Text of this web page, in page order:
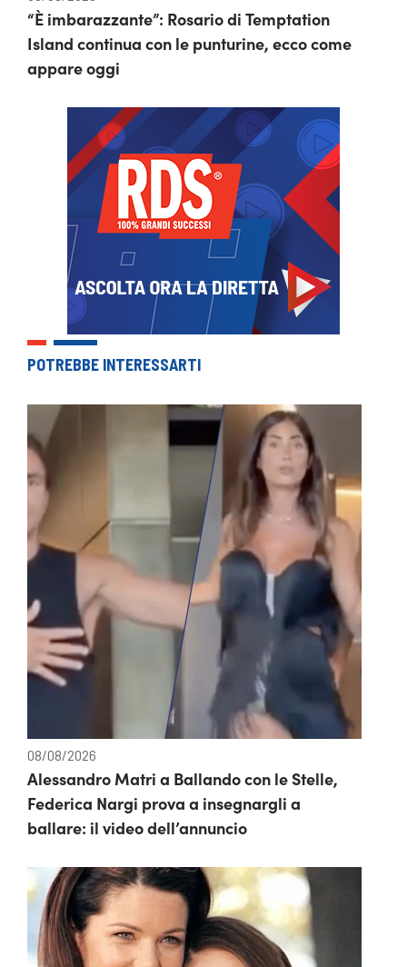
“È imbarazzante”: Rosario di Temptation
Island continua con le punturine, ecco come
appare oggi
POTREBBE INTERESSARTI
08/08/2026
Alessandro Matri a Ballando con le Stelle,
Federica Nargi prova a insegnargli a
ballare: il video dell’annuncio